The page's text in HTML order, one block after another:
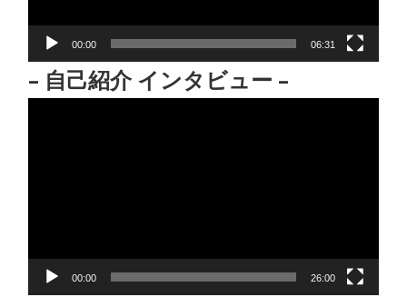
ー
00:00 06:31
– 自己紹介 インタビュー –
ー
00:00 26:00